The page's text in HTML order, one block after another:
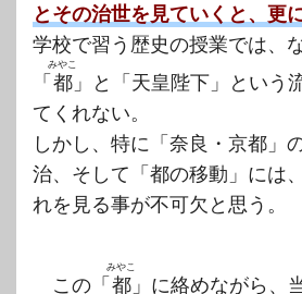
とその治世を見ていくと、更
学校で習う歴史の授業では、
「都
みやこ
」と「天皇陛下」という
てくれない。
しかし、特に「奈良・京都」
治、そして「都の移動」には
れを見る事が不可欠と思う。
この「都
みやこ
」に絡めながら、